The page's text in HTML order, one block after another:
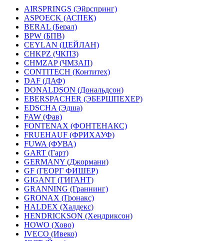
AIRSPRINGS (Эйрспринг)
ASPOECK (АСПЕК)
BERAL (Берал)
BPW (БПВ)
CEYLAN (ЦЕЙЛАН)
CHKPZ (ЧКПЗ)
CHMZAP (ЧМЗАП)
CONTITECH (Контитех)
DAF (ДАФ)
DONALDSON (Дональдсон)
EBERSPACHER (ЭБЕРШПЕХЕР)
EDSCHA (Эдша)
FAW (Фав)
FONTENAX (ФОНТЕНАКС)
FRUEHAUF (ФРИХАУФ)
FUWA (ФУВА)
GART (Гарт)
GERMANY (Джормани)
GF (ГЕОРГ ФИШЕР)
GIGANT (ГИГАНТ)
GRANNING (Граннинг)
GRONAX (Гронакс)
HALDEX (Халдекс)
HENDRICKSON (Хендриксон)
HOWO (Хово)
IVECO (Ивеко)